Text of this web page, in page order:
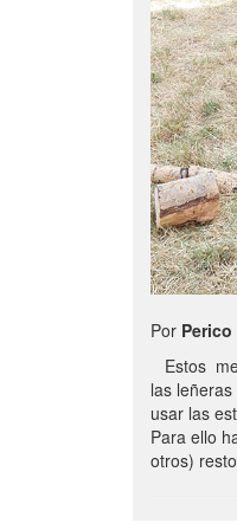
Por
Estos
las
usar las
Para ello
otros)